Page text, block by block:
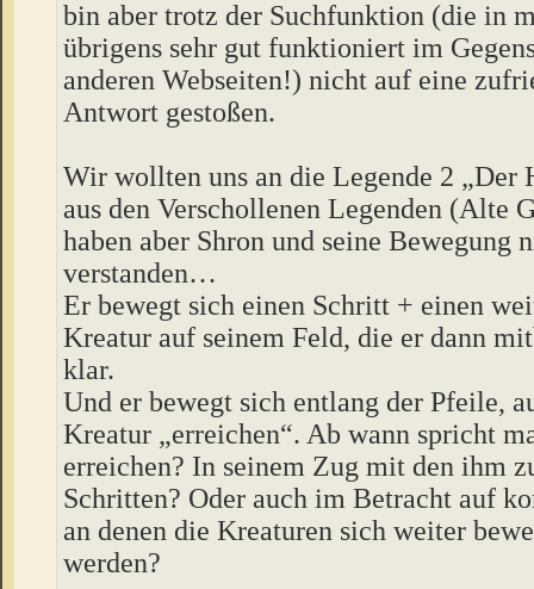
bin aber trotz der Suchfunktion (die in
übrigens sehr gut funktioniert im
anderen Webseiten!) nicht auf eine
Antwort gestoßen.
Wir wollten uns an die Legende 2 „Der
aus den Verschollenen Legenden (Alte
haben aber Shron und seine Bewegung
verstanden…
Er bewegt sich einen Schritt + einen
Kreatur auf seinem Feld, die er dann
klar.
Und er bewegt sich entlang der Pfeile,
Kreatur „erreichen“. Ab wann spricht
erreichen? In seinem Zug mit den ihm
Schritten? Oder auch im Betracht auf
an denen die Kreaturen sich weiter
werden?